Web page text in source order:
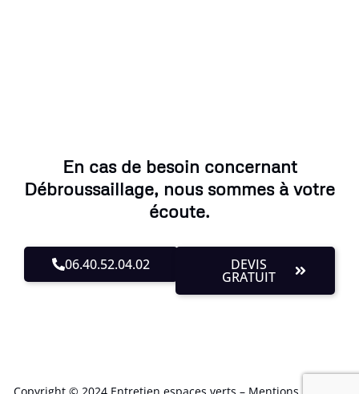
En cas de besoin concernant
Débroussaillage, nous sommes à votre
écoute.
06.40.52.04.02 DEVIS
GRATUIT